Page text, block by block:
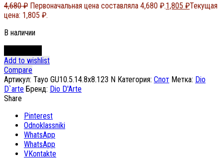
4,680₽ Первоначальная цена составляла 4,680 ₽.1,805 ₽Текущая
цена: 1,805 ₽.
В наличии
Add to wishlist
Compare
Артикул: Tayo GU10.5.14.8x8.123 N Категория: Спот Метка: Dio
D`arte Бренд: Dio D'Arte
Share
Pinterest
Odnoklassniki
WhatsApp
WhatsApp
VKontakte